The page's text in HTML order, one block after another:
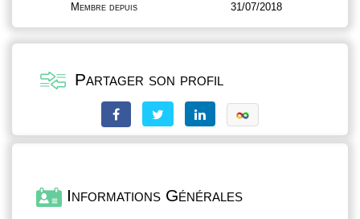
Membre depuis 31/07/2018
Partager son profil
Informations Générales